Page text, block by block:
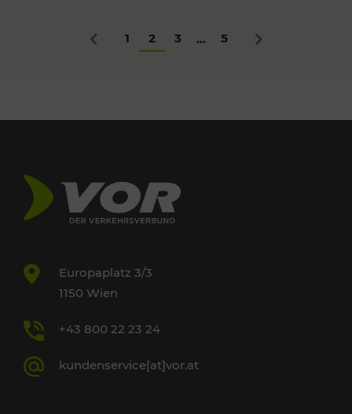
Zurück
1 2 3 ... 5 Nächstes
Europaplatz 3/3
1150 Wien
+43 800 22 23 24
kundenservice[at]vor.at